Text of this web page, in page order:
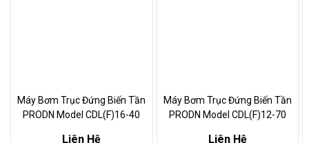
Máy Bơm Trục Đứng Biến Tần
PRODN Model CDL(F)16-40
Liên Hệ
Máy Bơm Trục Đứng Biến Tần
PRODN Model CDL(F)12-70
Liên Hệ